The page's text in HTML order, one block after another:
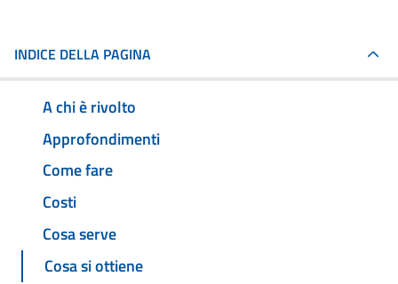
INDICE DELLA PAGINA
A chi è rivolto
Approfondimenti
Come fare
Costi
Cosa serve
Cosa si ottiene